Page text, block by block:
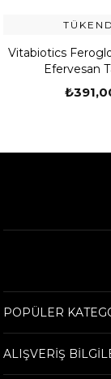
Vitabiotics
Efervesan
POPÜLER
ALIŞVERİŞ